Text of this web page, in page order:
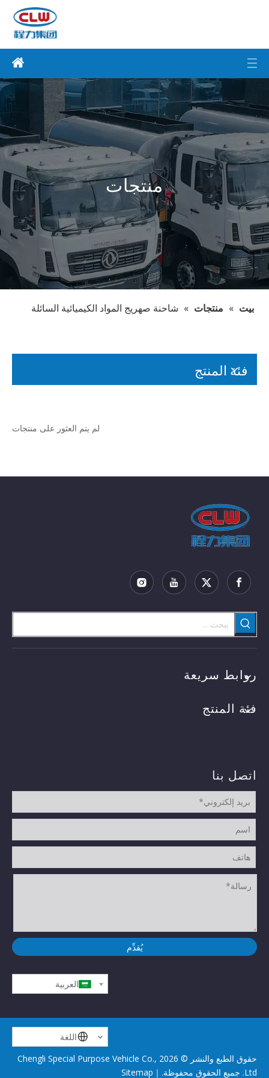
منتجات
بيت » منتجات » شاحنة صهريج المواد الكيميائية السائلة
فئة المنتج
لم يتم العثور على منتجات
روابط سريعة
فئة المنتج
اتصل بنا
يُقدِّم
العربية
اللغة
حقوق الطبع والنشر © 2026
Chengli Special Purpose Vehicle Co.,
Ltd. جميع الحقوق محفوظة.｜
Sitemap